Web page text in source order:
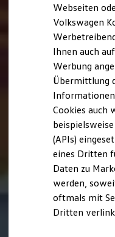
R-
GTI
Fußball
we drive
#wedriveproud
Besitzer und Service
myVolkswagen
Software
Service und
Räder
Pannen-
Economy
Zubehör
Webseiten
Volkswagen
Ihnen auch
Werbung
Übermittlung
Cookies auch
(APIs)
eines Dritten
Daten zu
werden,
oftmals mit
Dritten